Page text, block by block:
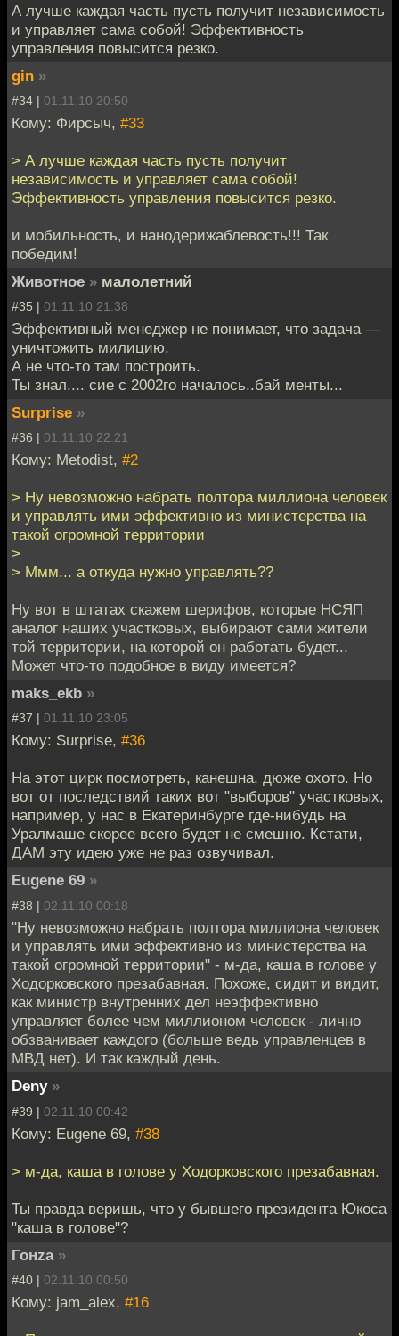
А лучше каждая часть пусть получит независимость
и управляет сама собой! Эффективность
управления повысится резко.
gin »
#34 | 01.11.10 20:50
Кому: Фирсыч, #33
> А лучше каждая часть пусть получит
независимость и управляет сама собой!
Эффективность управления повысится резко.
и мобильность, и нанодерижаблевость!!! Так
победим!
Животное » малолетний
#35 | 01.11.10 21:38
Эффективный менеджер не понимает, что задача —
уничтожить милицию.
А не что-то там построить.
Ты знал.... сие с 2002го началось..бай менты...
Surprise »
#36 | 01.11.10 22:21
Кому: Metodist, #2
> Ну невозможно набрать полтора миллиона человек
и управлять ими эффективно из министерства на
такой огромной территории
>
> Ммм... а откуда нужно управлять??
Ну вот в штатах скажем шерифов, которые НСЯП
аналог наших участковых, выбирают сами жители
той территории, на которой он работать будет...
Может что-то подобное в виду имеется?
maks_ekb »
#37 | 01.11.10 23:05
Кому: Surprise, #36
На этот цирк посмотреть, канешна, дюже охото. Но
вот от последствий таких вот "выборов" участковых,
например, у нас в Екатеринбурге где-нибудь на
Уралмаше скорее всего будет не смешно. Кстати,
ДАМ эту идею уже не раз озвучивал.
Eugene 69 »
#38 | 02.11.10 00:18
"Ну невозможно набрать полтора миллиона человек
и управлять ими эффективно из министерства на
такой огромной территории" - м-да, каша в голове у
Ходорковского презабавная. Похоже, сидит и видит,
как министр внутренних дел неэффективно
управляет более чем миллионом человек - лично
обзванивает каждого (больше ведь управленцев в
МВД нет). И так каждый день.
Deny »
#39 | 02.11.10 00:42
Кому: Eugene 69, #38
> м-да, каша в голове у Ходорковского презабавная.
Ты правда веришь, что у бывшего президента Юкоса
"каша в голове"?
Гонzа »
#40 | 02.11.10 00:50
Кому: jam_alex, #16